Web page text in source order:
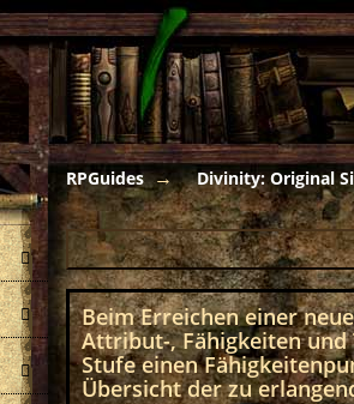
RPGuides Divinity: Original
Beim Erreichen einer
Attribut-, Fähigkeiten
Stufe einen
Übersicht der zu